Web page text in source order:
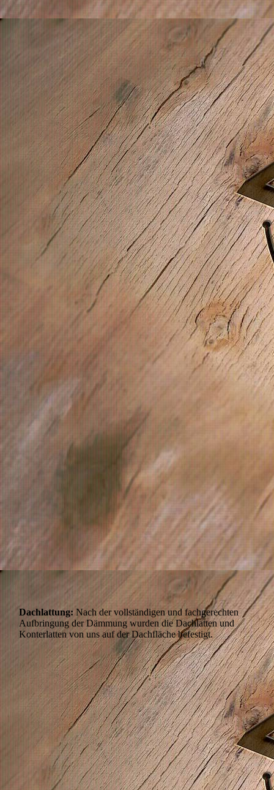
Dachlattung: Nach der vollständigen und fachgerechten
Aufbringung der Dämmung wurden die Dachlatten und
Konterlatten von uns auf der Dachfläche befestigt.
DJI_0423
DJI_0471
DJI_0488